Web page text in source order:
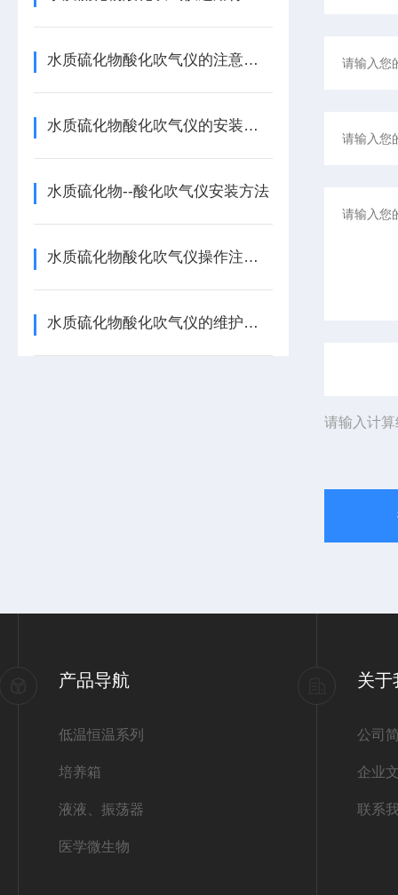
水质硫化物酸化吹气仪的注意事项
水质硫化物酸化吹气仪的安装切不可大意
水质硫化物--酸化吹气仪安装方法
水质硫化物酸化吹气仪操作注意事项
水质硫化物酸化吹气仪的维护保养措施
请输入计
产品导航
低温恒温系列
培养箱
液液、振荡器
医学微生物
关于
公司
企业
联系